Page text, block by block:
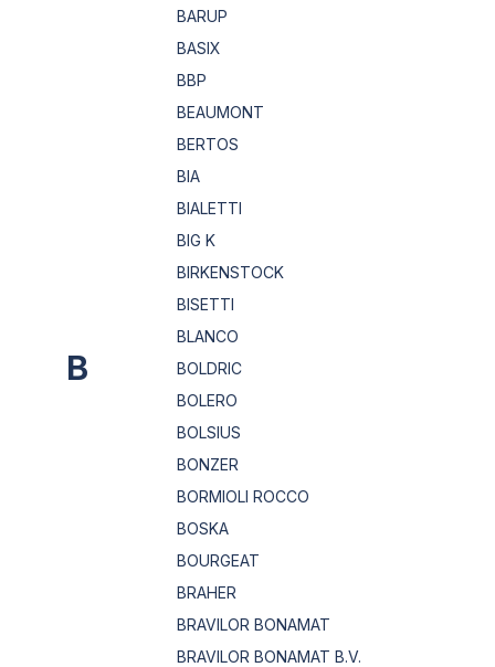
B
BARUP
BASIX
BBP
BEAUMONT
BERTOS
BIA
BIALETTI
BIG K
BIRKENSTOCK
BISETTI
BLANCO
BOLDRIC
BOLERO
BOLSIUS
BONZER
BORMIOLI ROCCO
BOSKA
BOURGEAT
BRAHER
BRAVILOR BONAMAT
BRAVILOR BONAMAT B.V.